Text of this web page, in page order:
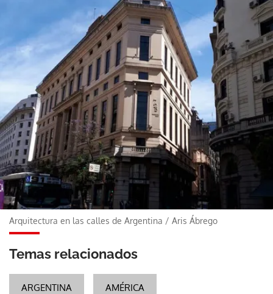
Arquitectura en las calles de Argentina / Aris Ábrego
Temas relacionados
ARGENTINA AMÉRICA